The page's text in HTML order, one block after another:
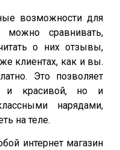
возможности для
сравнивать,
о них отзывы,
клиентах, как и вы.
Это позволяет
и красивой, но и
нарядами,
на теле.
интернет магазин